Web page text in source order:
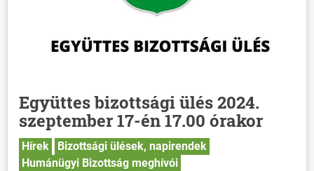
Együttes bizottsági ülés 2024.
szeptember 17-én 17.00 órakor
Hírek
Bizottsági ülések, napirendek
Humánügyi Bizottság meghívói